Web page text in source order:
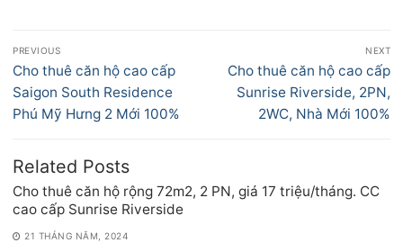
Điều
hướng
bài
viết
PREVIOUS
Previous
post:
Cho thuê căn hộ cao cấp
Saigon South Residence
Phú Mỹ Hưng 2 Mới 100%
NEXT
Next
post:
Cho thuê căn hộ cao cấp
Sunrise Riverside, 2PN,
2WC, Nhà Mới 100%
Related Posts
Cho thuê căn hộ rộng 72m2, 2 PN, giá 17 triệu/tháng. CC
cao cấp Sunrise Riverside
21 THÁNG NĂM, 2024